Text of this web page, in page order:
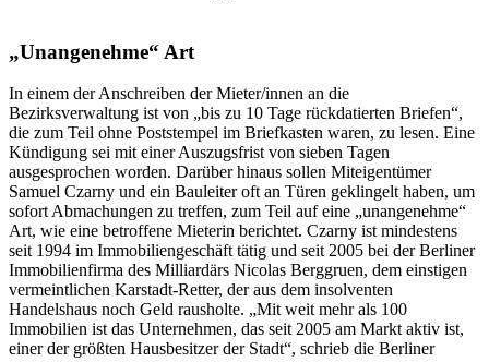
„Unangenehme“ Art
In einem der Anschreiben der Mieter/innen an die
Bezirksverwaltung ist von „bis zu 10 Tage rückdatierten Briefen“,
die zum Teil ohne Poststempel im Briefkasten waren, zu lesen. Eine
Kündigung sei mit einer Auszugsfrist von sieben Tagen
ausgesprochen worden. Darüber hinaus sollen Miteigentümer
Samuel Czarny und ein Bauleiter oft an Türen geklingelt haben, um
sofort Abmachungen zu treffen, zum Teil auf eine „unangenehme“
Art, wie eine betroffene Mieterin berichtet. Czarny ist mindestens
seit 1994 im Immobiliengeschäft tätig und seit 2005 bei der Berliner
Immobilienfirma des Milliardärs Nicolas Berggruen, dem einstigen
vermeintlichen Karstadt-Retter, der aus dem insolventen
Handelshaus noch Geld rausholte. „Mit weit mehr als 100
Immobilien ist das Unternehmen, das seit 2005 am Markt aktiv ist,
einer der größten Hausbesitzer der Stadt“, schrieb die Berliner